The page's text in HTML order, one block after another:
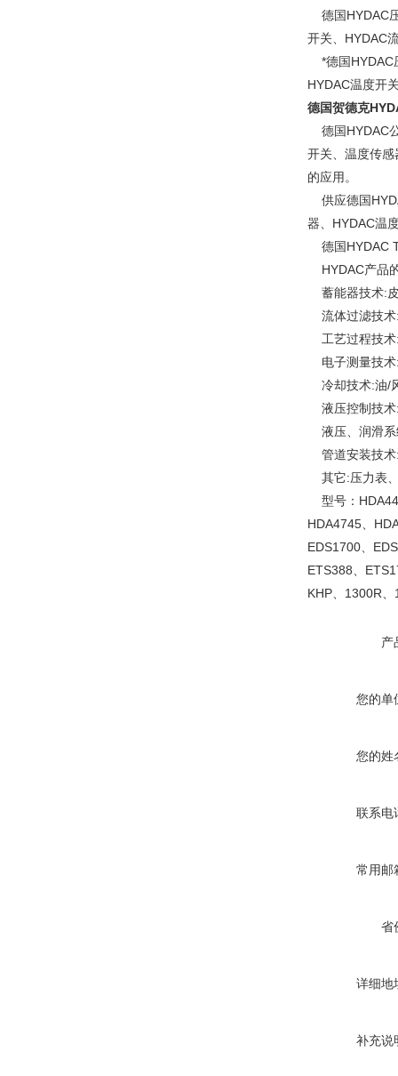
德国HYDAC
开关、HYDAC
*德国HYDAC
HYDAC温度开
德国贺德克
德国HYDAC
开关、温度传
的应用。
供应德国
器、HYDAC温
德国HYDAC
HYDAC产品
蓄能器技术:皮
流体过滤技术:
工艺过程技术
电子测量技术:
冷却技术:油/
液压控制技术
液压、润滑系
管道安装技术
其它:压力表、
型号：
HDA4745、
EDS1700、
ETS388、
KHP、1300R
产
您的单
您的姓
联系电
常用邮
省
详细地
补充说